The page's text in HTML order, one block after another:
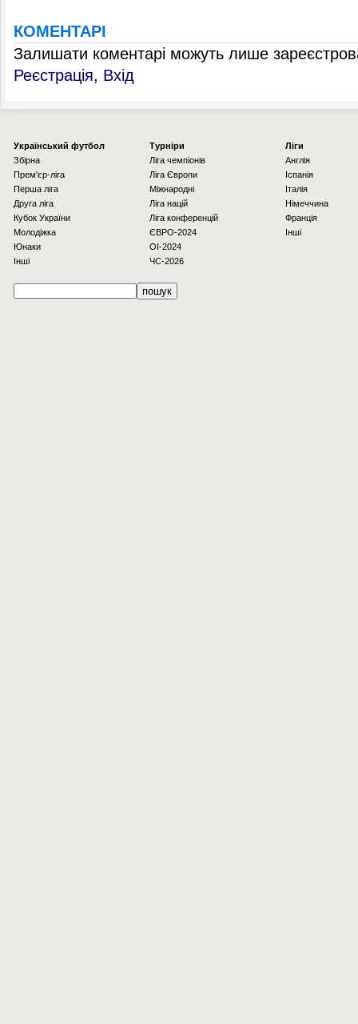
КОМЕНТАРІ
Залишати коментарі можуть лише
Реєстрація, Вхід
Українcький футбол
Збірна
Прем'єр-ліга
Перша ліга
Друга ліга
Кубок України
Молодіжка
Юнаки
Інші
Турніри
Ліга чемпіонів
Ліга Європи
Міжнародні
Ліга націй
Ліга конференцій
ЄВРО-2024
OI-2024
ЧС-2026
Ліги
Англія
Іспанія
Італія
Німеччина
Франція
Інші